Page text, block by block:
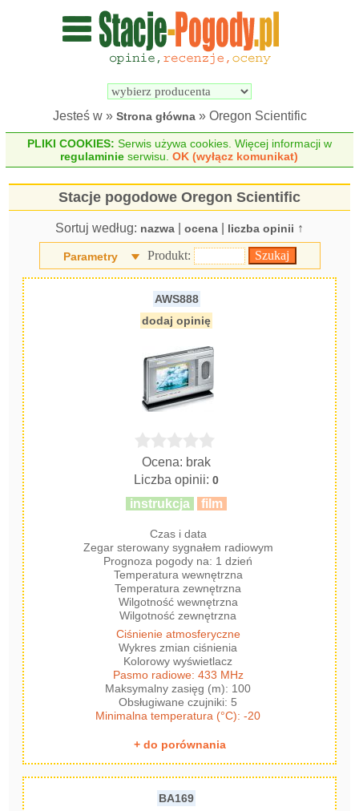
Wyszukiwarka
pogodowych
Jesteś w » Strona główna» Oregon Scientific
PLIKI COOKIES: Serwis używa cookies. Więcej informacji w
regulaminie serwisu.OK (wyłącz komunikat)
Stacje pogodowe Oregon Scientific
Sortuj według: nazwa ocena liczba opinii ↑
Parametry Produkt:
AWS888
dodaj opinię
Ocena: brak
Liczba opinii:0
instrukcja film
Czas i data
Zegar sterowany sygnałem radiowym
Prognoza pogody na: 1 dzień
Temperatura wewnętrzna
Temperatura zewnętrzna
Wilgotność wewnętrzna
Wilgotność zewnętrzna
Ciśnienie atmosferyczne
Wykres zmian ciśnienia
Kolorowy wyświetlacz
Pasmo radiowe: 433 MHz
Maksymalny zasięg (m): 100
Obsługiwane czujniki: 5
Minimalna temperatura (°C): -20
+ do porównania
BA169